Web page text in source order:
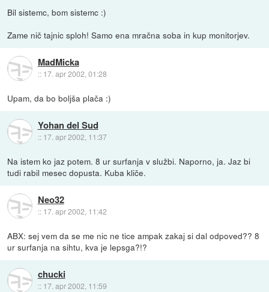
Bil sistemc, bom sistemc :)
Zame nič tajnic sploh! Samo ena mračna soba in kup monitorjev.
MadMicka
:: 17. apr 2002, 01:28
Upam, da bo boljša plača :)
Yohan del Sud
:: 17. apr 2002, 11:37
Na istem ko jaz potem. 8 ur surfanja v službi. Naporno, ja. Jaz bi
tudi rabil mesec dopusta. Kuba kliče.
Neo32
:: 17. apr 2002, 11:42
ABX: sej vem da se me nic ne tice ampak zakaj si dal odpoved?? 8
ur surfanja na sihtu, kva je lepsga?!?
chucki
:: 17. apr 2002, 11:59